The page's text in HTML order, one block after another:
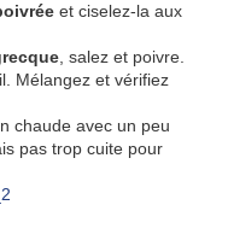
et ciselez-la aux
, salez et poivre.
Mélangez et vérifiez
chaude avec un peu
pas trop cuite pour